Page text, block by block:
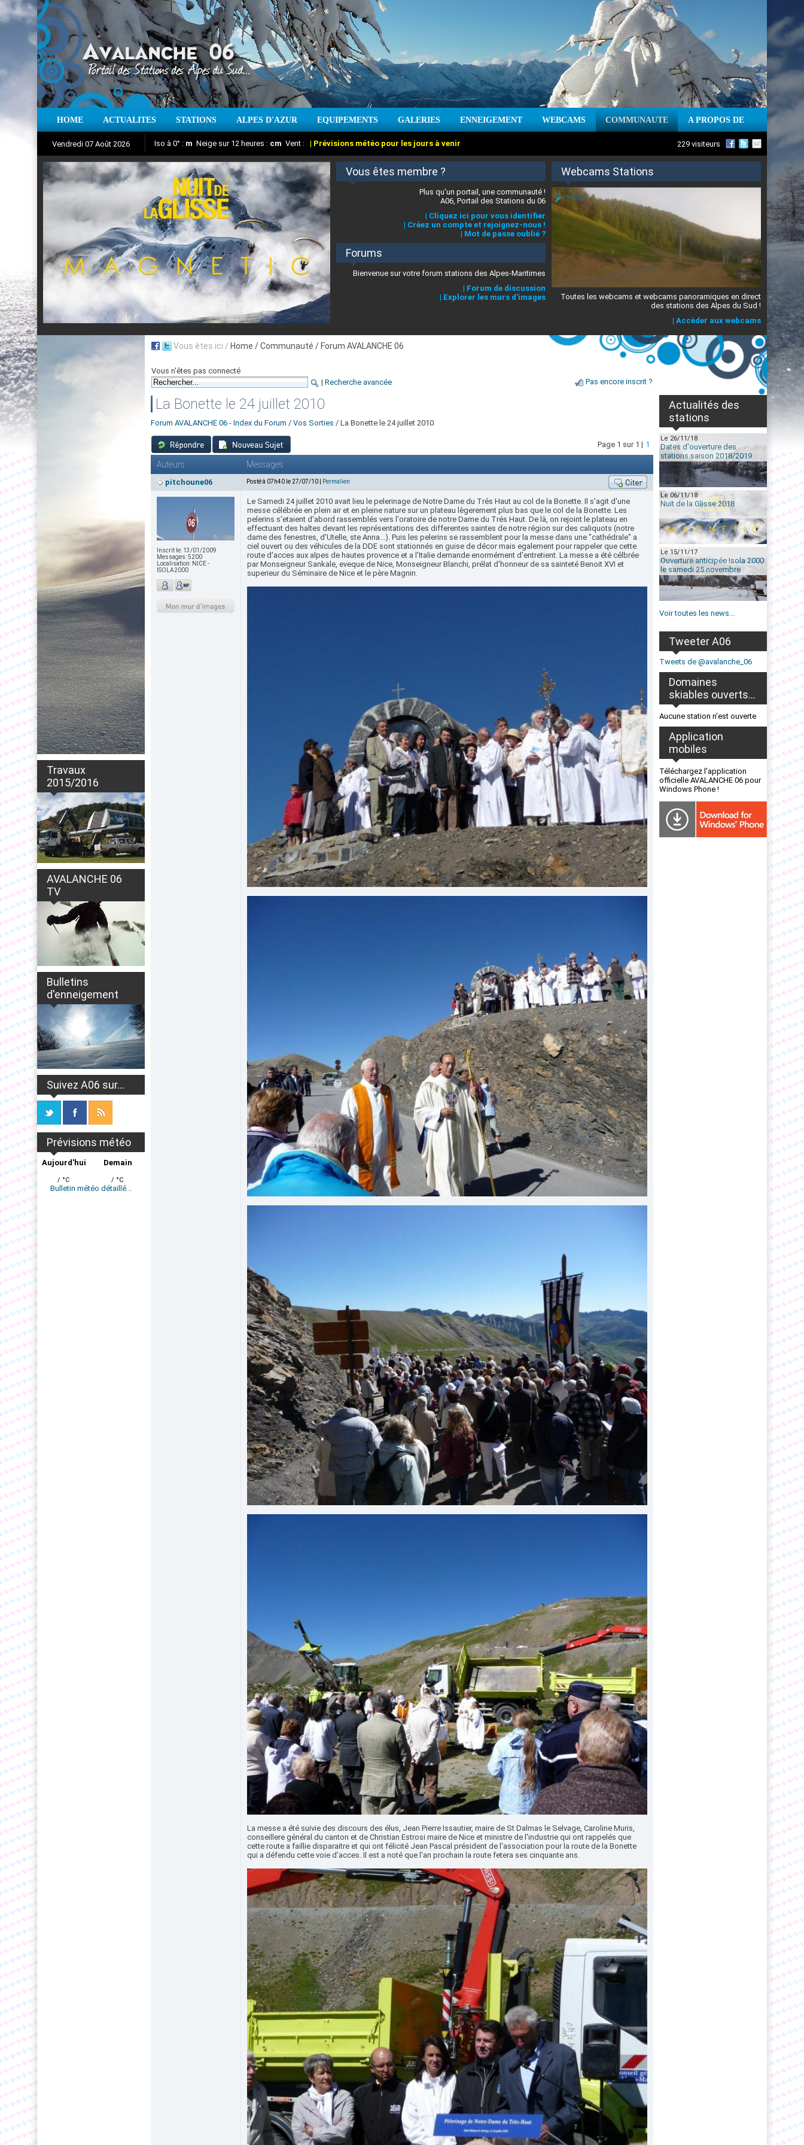
HOME ACTUALITES STATIONS ALPES D'AZUR EQUIPEMENTS GALERIES ENNEIGEMENT WEBCAMS COMMUNAUTE A PROPOS DE
Vendredi 07 Août 2026
Aujourd'hui : T° Min : °C T° Max :°C Prévisions météo pour les jours à venir
Iso à 0° : m Neige sur 12 heures : cm Vent : | Prévisions météo pour les jours à venir
Suivez en direct l'actualité des stations des Alpes-Maritimes
229 visiteurs
Nuit de la Glisse 2018 Vous êtes membre ?
Plus qu'un portail, une communauté !
A06, Portail des Stations du 06
| Cliquez ici pour vous identifier
| Créez un compte et rejoignez-nous !
| Mot de passe oublié ?
Forums
Bienvenue sur votre forum stations des Alpes-Maritimes
| Forum de discussion
| Explorer les murs d'images
Webcams Stations
Toutes les webcams et webcams panoramiques en direct
des stations des Alpes du Sud !
| Accèder aux webcams
Travaux
2015/2016
AVALANCHE 06
TV
Bulletins
d'enneigement
Suivez A06 sur...
Prévisions météo
Aujourd'hui
/ °C
Demain
/ °C
Bulletin météo détaillé...
Vous êtes ici / Home / Communauté / Forum AVALANCHE 06
Vous n'êtes pas connecté
| Recherche avancée Pas encore inscrit ?
La Bonette le 24 juillet 2010
Forum AVALANCHE 06 - Index du Forum / Vos Sorties / La Bonette le 24 juillet 2010
Page 1 sur 1 | 1
Auteurs Messages
pitchoune06 Posté à 07h40 le 27/07/10 | Permalien
Inscrit le: 13/01/2009
Messages:5200
Localisation: NICE -
ISOLA2000
Le Samedi 24 juillet 2010 avait lieu le pelerinage de Notre Dame du Trés Haut au col de la Bonette. Il s'agit d'une
messe célébrée en plein air et en pleine nature sur un plateau lègerement plus bas que le col de la Bonette. Les
pelerins s'etaient d'abord rassemblés vers l'oratoire de notre Dame du Trés Haut. De là, on rejoint le plateau en
effectuant des haltes devant les représentations des differentes saintes de notre région sur des caliquots (notre
dame des fenestres, d'Utelle, ste Anna...). Puis les pelerins se rassemblent pour la messe dans une "cathédrale" a
ciel ouvert ou des véhicules de la DDE sont stationnés en guise de décor mais egalement pour rappeler que cette
route d'acces aux alpes de hautes provence et a l'Italie demande enormément d'entretient. La messe a été célbrée
par Monseigneur Sankale, eveque de Nice, Monseigneur Blanchi, prélat d'honneur de sa sainteté Benoit XVI et
superieur du Séminaire de Nice et le père Magnin.
La messe a été suivie des discours des élus, Jean Pierre Issautier, maire de St Dalmas le Selvage, Caroline Muris,
conseillere général du canton et de Christian Estrosi maire de Nice et ministre de l'industrie qui ont rappelés que
cette route a faillie disparaitre et qui ont félicité Jean Pascal président de l'association pour la route de la Bonette
qui a défendu cette voie d'acces. Il est a noté que l'an prochain la route fetera ses cinquante ans.
Actualités des
stations
Le 26/11/18
Dates d'ouverture des
stations saison 2018/2019
Le 06/11/18
Nuit de la Glisse 2018
Le 15/11/17
Ouverture anticipée Isola 2000
le samedi 25 novembre
Voir toutes les news...
Tweeter A06
Tweets de @avalanche_06
Domaines
skiables ouverts...
Aucune station n'est ouverte
Application
mobiles
Téléchargez l'application
officielle AVALANCHE 06 pour
Windows Phone !